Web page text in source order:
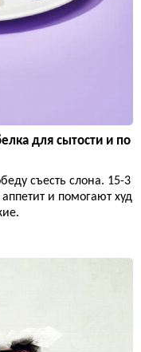
для сытости и по
съесть слона. 15-3
и помогают худ